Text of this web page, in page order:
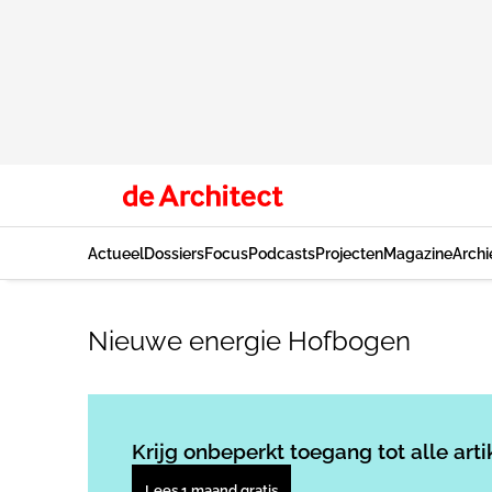
ActueelDossiersFocusPodcastsProjectenMagazine
Nieuwe energie Hofbogen
Krijg onbeperkt toegang tot alle